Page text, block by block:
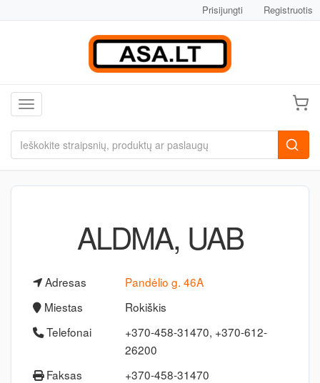
Prisijungti Registruotis
Toggle navigation
ALDMA, UAB
Adresas
Pandėlio g. 46A
Miestas
Rokiškis
Telefonai
+370-458-31470, +370-612-
26200
Faksas
+370-458-31470